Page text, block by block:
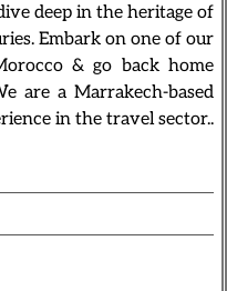
deep in the heritage of
Embark on one of our
& go back home
are a Marrakech-based
in the travel sector..